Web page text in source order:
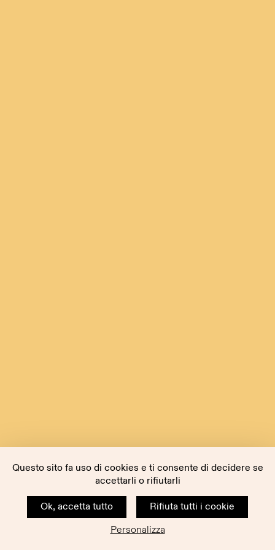
Questo sito fa uso di cookies e ti consente di decidere se
accettarli o rifiutarli
Ok, accetta tutto
Rifiuta tutti i cookie
Personalizza